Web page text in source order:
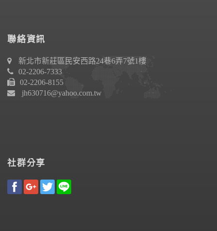
聯絡資訊
新北市新莊區民安西路24巷6弄7號1樓
02-2206-7333
02-2206-8155
jh630716@yahoo.com.tw
社群分享